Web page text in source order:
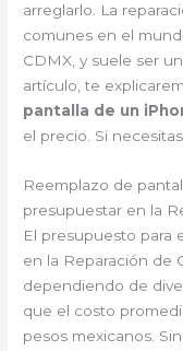
arreglarlo. La
comunes en el
CDMX, y suele ser
artículo, te
pantalla de un
el precio. Si
Reemplazo de
presupuestar en la
El presupuesto para
en la Reparación de
dependiendo de
que el costo
pesos mexicanos.